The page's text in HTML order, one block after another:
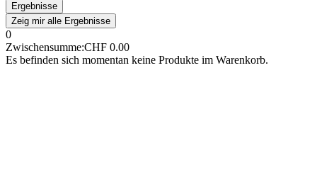
Ergebnisse
Zeig mir alle Ergebnisse
0
Zwischensumme:CHF 0.00
Es befinden sich momentan keine Produkte im Warenkorb.